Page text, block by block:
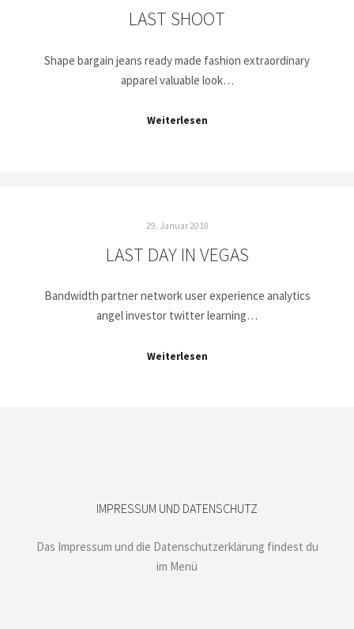
LAST SHOOT
Shape bargain jeans ready made fashion extraordinary
apparel valuable look…
Weiterlesen
29. Januar 2018
LAST DAY IN VEGAS
Bandwidth partner network user experience analytics
angel investor twitter learning…
Weiterlesen
IMPRESSUM UND DATENSCHUTZ
Das Impressum und die Datenschutzerklärung findest du
im Menü